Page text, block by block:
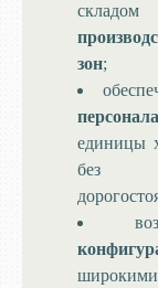
зон;
персонала
единицы
без